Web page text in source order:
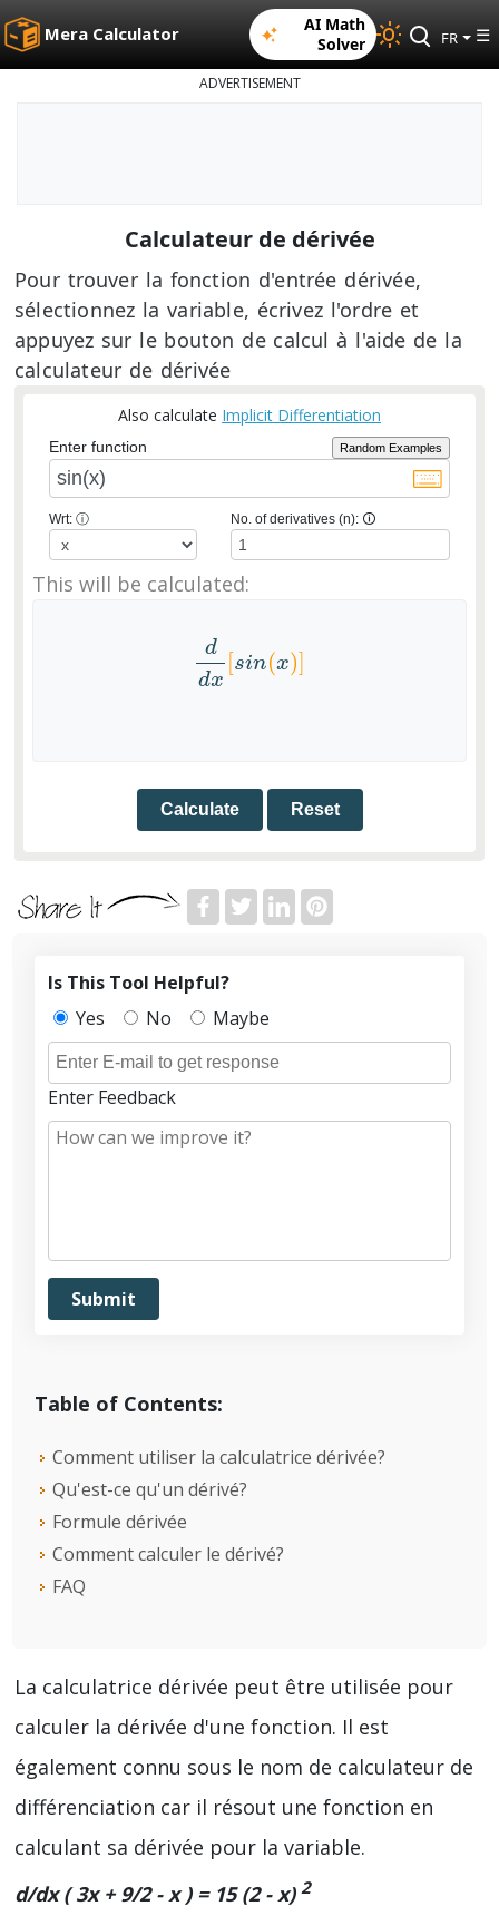
Mera Calculator
AI Math
Solver
FR ☰
ADVERTISEMENT
Calculateur de dérivée
Pour trouver la fonction d'entrée dérivée,
sélectionnez la variable, écrivez l'ordre et
appuyez sur le bouton de calcul à l'aide de la
calculateur de dérivée
Also calculate Implicit Differentiation
Enter function Random Examples
Wrt: ⓘ No. of derivatives (n): 🛈
This will be calculated:
d
dx
sin(x)
dd x[sin(x)]
Calculate Reset
Table of Contents:
Comment utiliser la calculatrice dérivée?
Qu'est-ce qu'un dérivé?
Formule dérivée
Comment calculer le dérivé?
FAQ
Is This Tool Helpful?
Yes
No Maybe
Enter Feedback
La calculatrice dérivée peut être utilisée pour
calculer la dérivée d'une fonction. Il est
également connu sous le nom de calculateur de
différenciation car il résout une fonction en
calculant sa dérivée pour la variable.
d/dx(3x + 9/2 - x) = 15 (2 - x) 2